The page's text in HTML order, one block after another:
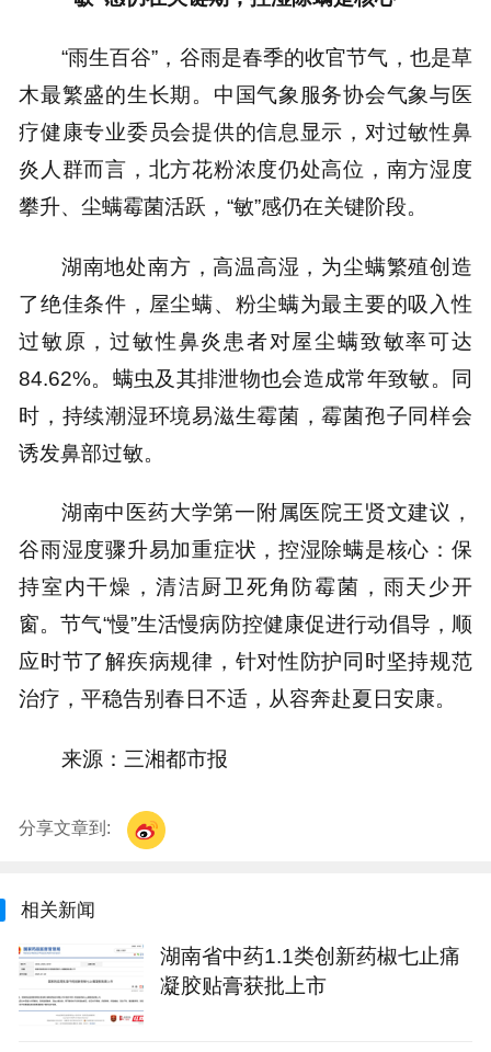
“雨生百谷”，谷雨是春季的收官节气，也是草
木最繁盛的生长期。中国气象服务协会气象与医
疗健康专业委员会提供的信息显示，对过敏性鼻
炎人群而言，北方花粉浓度仍处高位，南方湿度
攀升、尘螨霉菌活跃，“敏”感仍在关键阶段。
湖南地处南方，高温高湿，为尘螨繁殖创造
了绝佳条件，屋尘螨、粉尘螨为最主要的吸入性
过敏原，过敏性鼻炎患者对屋尘螨致敏率可达
84.62%。螨虫及其排泄物也会造成常年致敏。同
时，持续潮湿环境易滋生霉菌，霉菌孢子同样会
诱发鼻部过敏。
湖南中医药大学第一附属医院王贤文建议，
谷雨湿度骤升易加重症状，控湿除螨是核心：保
持室内干燥，清洁厨卫死角防霉菌，雨天少开
窗。节气“慢”生活慢病防控健康促进行动倡导，顺
应时节了解疾病规律，针对性防护同时坚持规范
治疗，平稳告别春日不适，从容奔赴夏日安康。
来源：三湘都市报
分享文章到:
相关新闻
湖南省中药1.1类创新药椒七止痛
凝胶贴膏获批上市